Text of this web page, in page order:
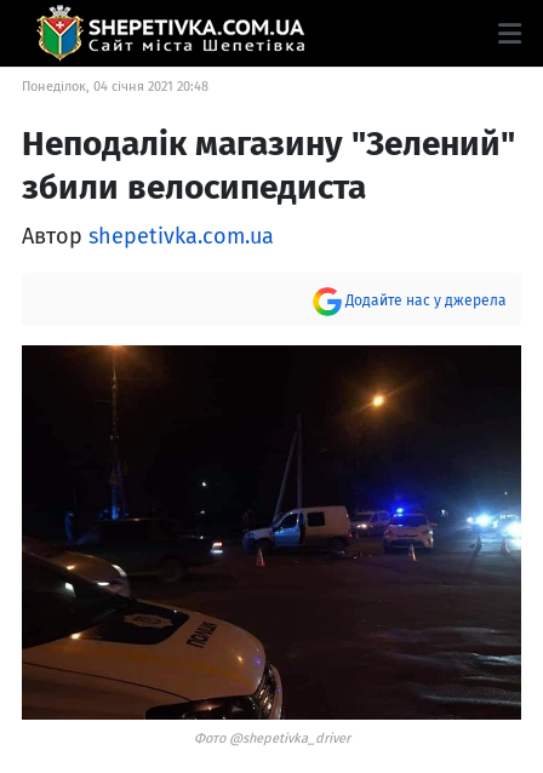
Понеділок, 04 січня 2021 20:48
Неподалік магазину "Зелений"
збили велосипедиста
Автор shepetivka.com.ua
Додайте нас у джерела
Фото @shepetivka_driver